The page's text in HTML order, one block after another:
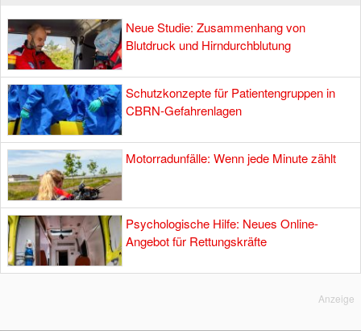
Neue Studie: Zusammenhang von
Blutdruck und Hirndurchblutung
Schutzkonzepte für Patientengruppen in
CBRN-Gefahrenlagen
Motorradunfälle: Wenn jede Minute zählt
Psychologische Hilfe: Neues Online-
Angebot für Rettungskräfte
Anzeige